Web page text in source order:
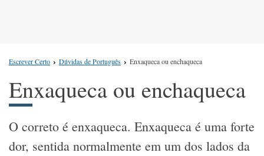
Escrever Certo Dúvidas de Português Enxaqueca ou enchaqueca
Enxaqueca ou enchaqueca
O correto é enxaqueca. Enxaqueca é uma forte
dor, sentida normalmente em um dos lados da